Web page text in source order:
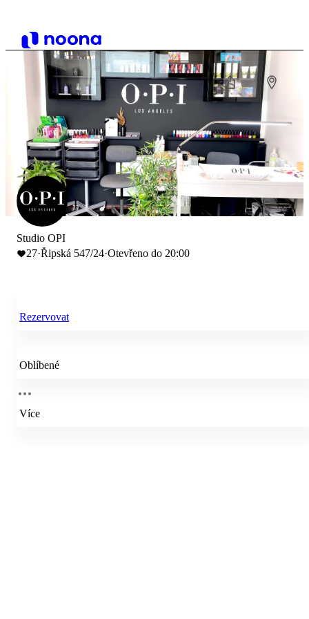
Studio OPI
27·Řipská 547/24·Otevřeno do 20:00
Rezervovat
Oblíbené
Více